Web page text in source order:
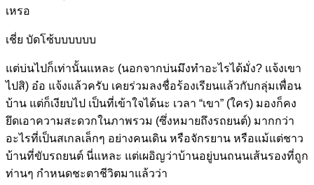
เหรอ
เชี่ย บัดโซ้บบบบบบ
แต่บ่นไปก็เท่านั้นแหละ (นอกจากบ่นมึงทำอะไรได้มั่ง? แจ้งเขา
ไปสิ) อ๋อ แจ้งแล้วครับ เคยร่วมลงชื่อร้องเรียนแล้วกับกลุ่มเพื่อน
บ้าน แต่ก็เงียบไป เป็นที่เข้าใจได้นะ เวลา “เขา” (ใคร) มองก็คง
ยึดเอาความสะดวกในภาพรวม (ซึ่งหมายถึงรถยนต์) มากกว่า
อะไรที่เป็นสเกลเล็กๆ อย่างคนเดิน หรือจักรยาน หรือแม้แต่ชาว
บ้านที่ขับรถยนต์ นี่แหละ แต่เผอิญว่าบ้านอยู่บนถนนเส้นรองที่ถูก
ท่านๆ กำหนดชะตาชีวิตมาแล้วว่า